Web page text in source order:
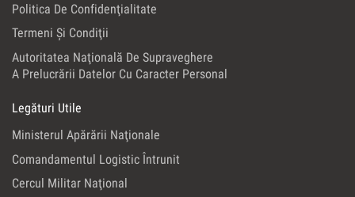
Politica De Confidenţialitate
Termeni Şi Condiţii
Autoritatea Naţională De Supraveghere
A Prelucrării Datelor Cu Caracter Personal
Legături Utile
Ministerul Apărării Naţionale
Comandamentul Logistic Întrunit
Cercul Militar Naţional